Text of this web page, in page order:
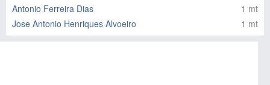
Antonio Ferreira Dias
1 mt
Jose Antonio Henriques Alvoeiro
1 mt